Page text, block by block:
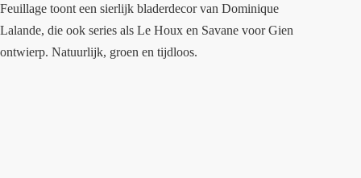
Feuillage toont een sierlijk bladerdecor van Dominique
Lalande, die ook series als Le Houx en Savane voor Gien
ontwierp. Natuurlijk, groen en tijdloos.